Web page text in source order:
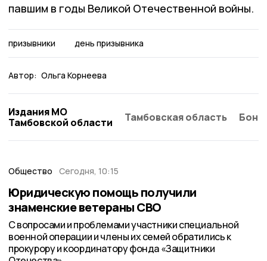
павшим в годы Великой Отечественной войны.
призывники день призывника
Автор: Ольга Корнеева
Издания МО
Тамбовской области
Тамбовская область
Общество Сегодня, 10:15
Юридическую помощь получили
знаменские ветераны СВО
С вопросами и проблемами участники специальной
военной операции и члены их семей обратились к
прокурору и координатору фонда «Защитники